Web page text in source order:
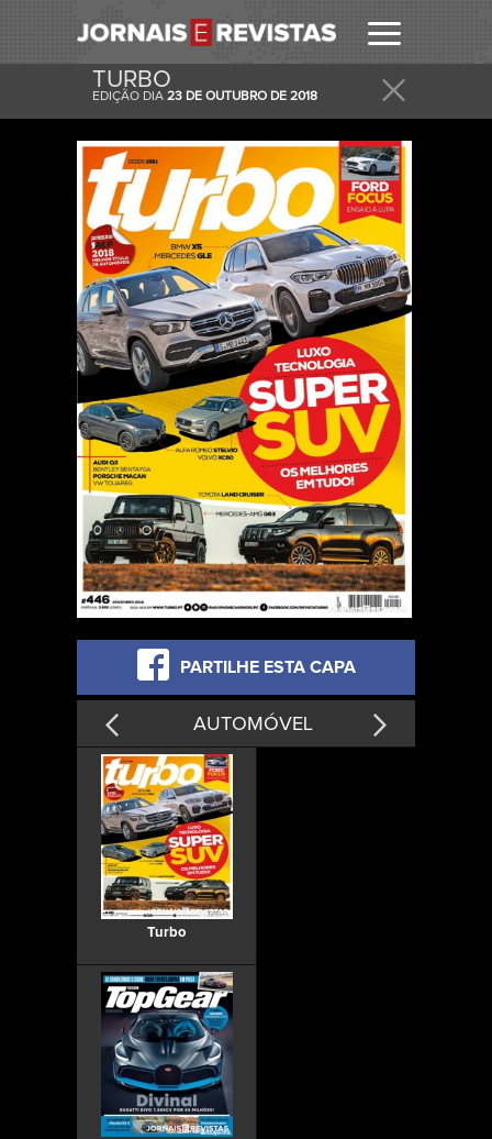
TURBO
EDIÇÃO DIA 23 DE OUTUBRO DE 2018
RECEBER
RECEBA ESTA E OUTRAS CAPAS NO SEU EMAIL
DIARIAMENTE.
PARTILHE ESTA CAPA
AUTOMÓVEL
Turbo